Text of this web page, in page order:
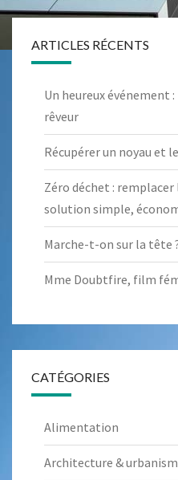
ARTICLES RÉCENTS
Un heureux événement
rêveur
Récupérer un noyau et
Zéro déchet :
solution simple,
Marche-t-on sur la tête
Mme Doubtfire, film
CATÉGORIES
Alimentation
Architecture &